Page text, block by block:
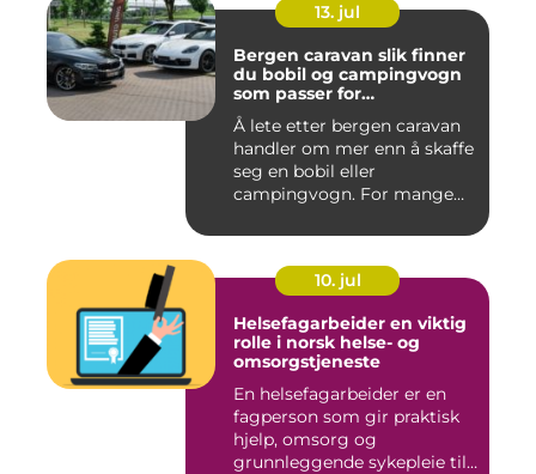
13. jul
Bergen caravan slik finner
du bobil og campingvogn
som passer for
vestlandsværet
Å lete etter bergen caravan
handler om mer enn å skaffe
seg en bobil eller
campingvogn. For mange
10. jul
Helsefagarbeider en viktig
rolle i norsk helse- og
omsorgstjeneste
En helsefagarbeider er en
fagperson som gir praktisk
hjelp, omsorg og
grunnleggende sykepleie til